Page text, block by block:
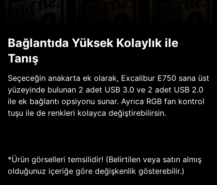
Bağlantıda Yüksek Kolaylık ile
Tanış
Seçeceğin anakarta ek olarak, Excalibur E750 sana üst
yüzeyinde bulunan 2 adet USB 3.0 ve 2 adet USB 2.0
ile ek bağlantı opsiyonu sunar. Ayrıca RGB fan kontrol
tuşu ile de renkleri kolayca değiştirebilirsin.
*Ürün görselleri temsilidir! (Belirtilen veya satın almış
olduğunuz içeriğe göre değişkenlik gösterebilir.)